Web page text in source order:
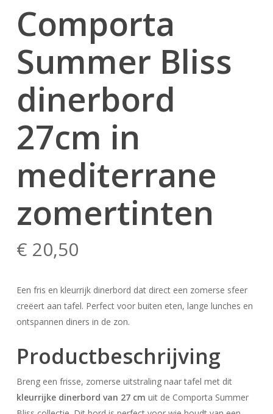
Comporta
Summer Bliss
dinerbord
27cm in
mediterrane
zomertinten
€ 20,50
Een fris en kleurrijk dinerbord dat direct een zomerse sfeer
creëert aan tafel. Perfect voor buiten eten, lange lunches en
ontspannen diners in de zon.
Productbeschrijving
Breng een frisse, zomerse uitstraling naar tafel met dit
kleurrijke dinerbord van 27 cm uit de Comporta Summer